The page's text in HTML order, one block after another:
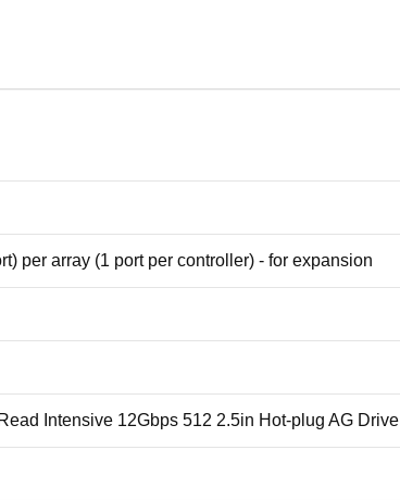
per array (1 port per controller) - for expansion
Intensive 12Gbps 512 2.5in Hot-plug AG Drive